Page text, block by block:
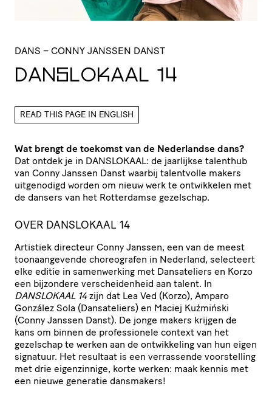
DANS – CONNY JANSSEN DANST
DANSLOKAAL 14
READ THIS PAGE IN ENGLISH
Wat brengt de toekomst van de Nederlandse dans?
Dat ontdek je in DANSLOKAAL: de jaarlijkse talenthub
van Conny Janssen Danst waarbij talentvolle makers
uitgenodigd worden om nieuw werk te ontwikkelen met
de dansers van het Rotterdamse gezelschap.
OVER DANSLOKAAL 14
Artistiek directeur Conny Janssen, een van de meest
toonaangevende choreografen in Nederland, selecteert
elke editie in samenwerking met Dansateliers en Korzo
een bijzondere verscheidenheid aan talent. In
DANSLOKAAL 14zijn dat Lea Ved (Korzo), Amparo
González Sola (Dansateliers) en Maciej Kuźmiński
(Conny Janssen Danst). De jonge makers krijgen de
kans om binnen de professionele context van het
gezelschap te werken aan de ontwikkeling van hun eigen
signatuur. Het resultaat is een verrassende voorstelling
met drie eigenzinnige, korte werken: maak kennis met
een nieuwe generatie dansmakers!